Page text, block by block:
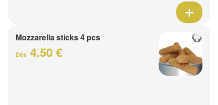
Mozzarella sticks 4 pcs
Dès 4.50 €